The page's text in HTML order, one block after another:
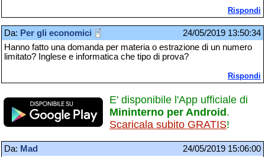
Rispondi
Da: Per gli economici
24/05/2019 13:50:34
Hanno fatto una domanda per materia o estrazione di un numero
limitato? Inglese e informatica che tipo di prova?
Rispondi
E' disponibile l'App ufficiale di
Mininterno per Android.
Scaricala subito GRATIS!
Da: Mad
24/05/2019 15:06:00